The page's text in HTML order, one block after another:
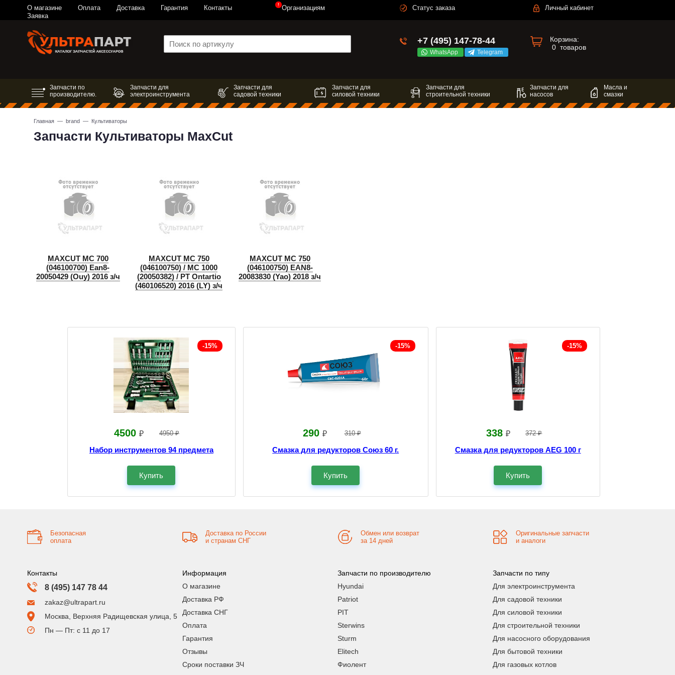
О магазине Оплата Доставка Гарантия
Контакты
Заявка
Организациям
! Статус заказа Личный кабинет
+7 (495) 147-78-44
WhatsApp Telegram
Корзина:
0 товаров
Запчасти по
производителю.
Запчасти для
электроинструмента
Запчасти для
садовой техники
Запчасти для
силовой техники
Запчасти для
строительной техники
Запчасти для
насосов
Масла и
смазки
Главная —brand — Культиваторы
Запчасти Культиваторы MaxCut
MAXCUT MC 700
(046100700) Ean8-
20050429 (Ouy) 2016 з/ч
MAXCUT MC 750
(046100750) / MC 1000
(20050382) / PT Ontartio
(460106520) 2016 (LY) з/ч
MAXCUT MC 750
(046100750) EAN8-
20083830 (Yao) 2018 з/ч
-15%
4500 ₽ 4950 ₽
Набор инструментов 94 предмета
Купить
-15%
290 ₽ 310 ₽
Смазка для редукторов Союз 60 г.
Купить
-15%
338 ₽ 372 ₽
Смазка для редукторов AEG 100 г
Купить
Безопасная
оплата
Доставка по России
и странам СНГ
Обмен или возврат
за 14 дней
Оригинальные запчасти
и аналоги
Контакты
8 (495) 147 78 44
zakaz@ultrapart.ru
Москва, Верхняя Радищевская улица, 5
Пн — Пт: с 11 до 17
Информация
О магазине
Доставка РФ
Доставка СНГ
Оплата
Гарантия
Отзывы
Сроки поставки ЗЧ
Запчасти по производителю
Hyundai
Patriot
PIT
Sterwins
Sturm
Elitech
Фиолент
Запчасти по типу
Для электроинструмента
Для садовой техники
Для силовой техники
Для строительной техники
Для насосного оборудования
Для бытовой техники
Для газовых котлов